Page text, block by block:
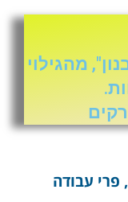
מהגילוי
עבודה